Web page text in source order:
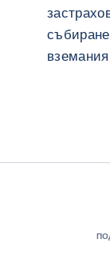
вземания